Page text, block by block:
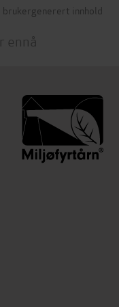
innhold
ennå